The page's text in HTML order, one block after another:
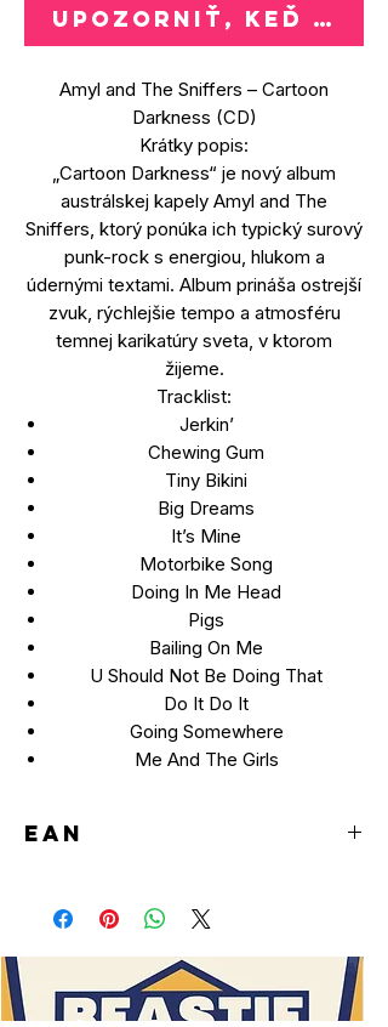
Upozorniť, keď
Amyl and The Sniffers – Cartoon
Darkness (CD)
Krátky popis:
„Cartoon Darkness“ je nový album
austrálskej kapely Amyl and The
Sniffers, ktorý ponúka ich typický surový
punk-rock s energiou, hlukom a
údernými textami. Album prináša ostrejší
zvuk, rýchlejšie tempo a atmosféru
temnej karikatúry sveta, v ktorom
žijeme.
Tracklist:
Jerkin’
Chewing Gum
Tiny Bikini
Big Dreams
It’s Mine
Motorbike Song
Doing In Me Head
Pigs
Bailing On Me
U Should Not Be Doing That
Do It Do It
Going Somewhere
Me And The Girls
EAN